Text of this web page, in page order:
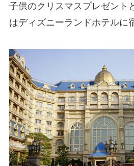
子供のクリスマスプレゼント
はディズニーランドホテルに